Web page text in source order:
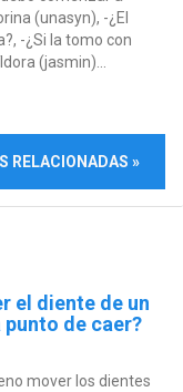
(unasyn), -¿El
-¿Si la tomo con
(jasmin)...
RELACIONADAS »
el diente de un
punto de caer?
mover los dientes